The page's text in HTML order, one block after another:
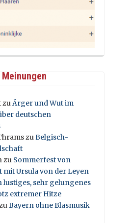
zuÄrger und Wut im
deutschen
zuBelgisch-
zu Sommerfest von
mit Ursula von der Leyen
lustiges, sehr gelungenes
extremer Hitze
Bayern ohne Blasmusik